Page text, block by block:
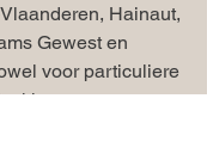
Hainaut,
Gewest en
voor particuliere
klanten en